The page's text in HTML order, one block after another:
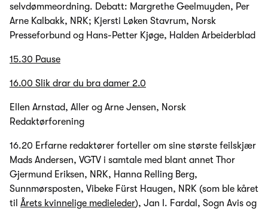
selvdømmeordning. Debatt: Margrethe Geelmuyden, Per
Arne Kalbakk, NRK; Kjersti Løken Stavrum, Norsk
Presseforbund og Hans-Petter Kjøge, Halden Arbeiderblad
15.30 Pause
16.00 Slik drar du bra damer 2.0
Ellen Arnstad, Aller og Arne Jensen, Norsk
Redaktørforening
16.20 Erfarne redaktører forteller om sine største feilskjær
Mads Andersen, VGTV i samtale med blant annet Thor
Gjermund Eriksen, NRK, Hanna Relling Berg,
Sunnmørsposten, Vibeke Fürst Haugen, NRK (som ble kåret
til Årets kvinnelige medieleder), Jan I. Fardal, Sogn Avis og